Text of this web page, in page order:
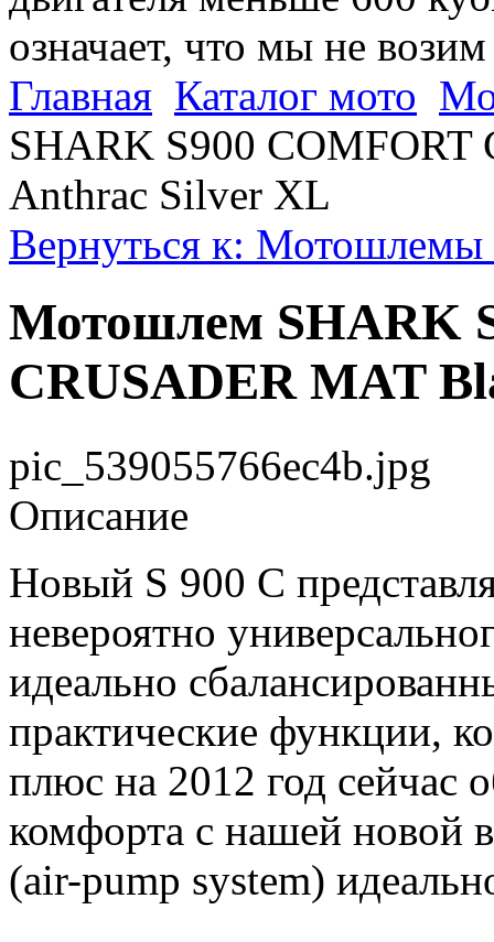
означает, что мы не
Главная Каталог мото
SHARK S900
Anthrac Silver XL
Вернуться к: Мотошлемы
Мотошлем SHARK
CRUSADER MAT
pic_539055766ec4b.jpg
Описание
Новый S 900 C
невероятно
идеально
практические функции,
плюс на 2012 год сейчас
комфорта с нашей новой
(air-pump system)